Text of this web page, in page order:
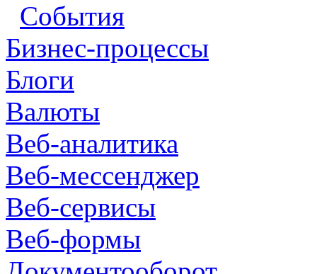
События
Бизнес-процессы
Блоги
Валюты
Веб-аналитика
Веб-мессенджер
Веб-сервисы
Веб-формы